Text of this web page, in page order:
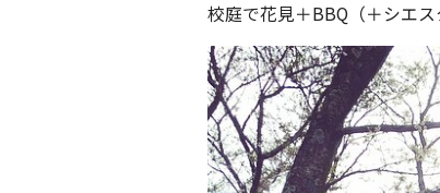
校庭で花見＋BBQ（＋シエス